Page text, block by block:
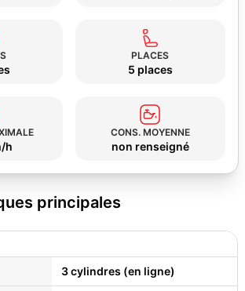
PLACES
5 places
h
CONS. MOYENNE
non renseigné
principales
3 cylindres (en ligne)